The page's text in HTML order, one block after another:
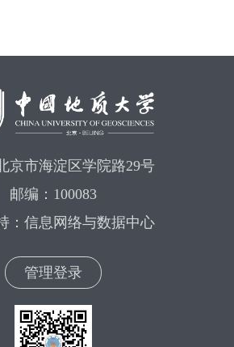
京市海淀区学院路29号
邮编：100083
：信息网络与数据中心
管理登录